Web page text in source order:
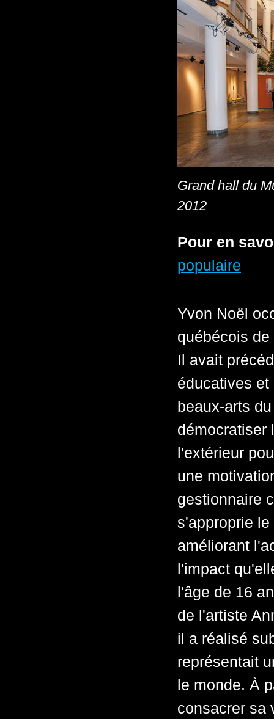
Grand hall du
2012
Pour en
populaire
Yvon Noël
québécois
Il avait
éducatives
beaux-arts
démocratiser
l'extérieur
une
gestionnaire
s'approprie
améliorant
l'impact
l'âge de 16
de l'artiste
il a réalisé
représentait
le monde. À
consacrer sa